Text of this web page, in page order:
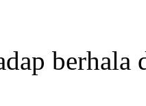
berhala